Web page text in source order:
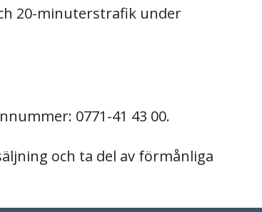
20-minuterstrafik under
0771-41 43 00.
och ta del av förmånliga